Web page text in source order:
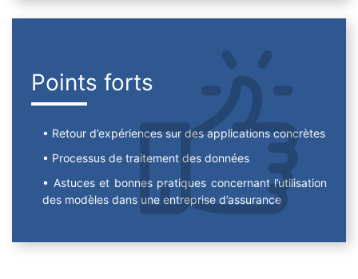
Points forts
Retour d’expériences sur des applications concrètes
Processus de traitement des données
Astuces et bonnes pratiques concernant l’utilisation
des modèles dans une entreprise d’assurance